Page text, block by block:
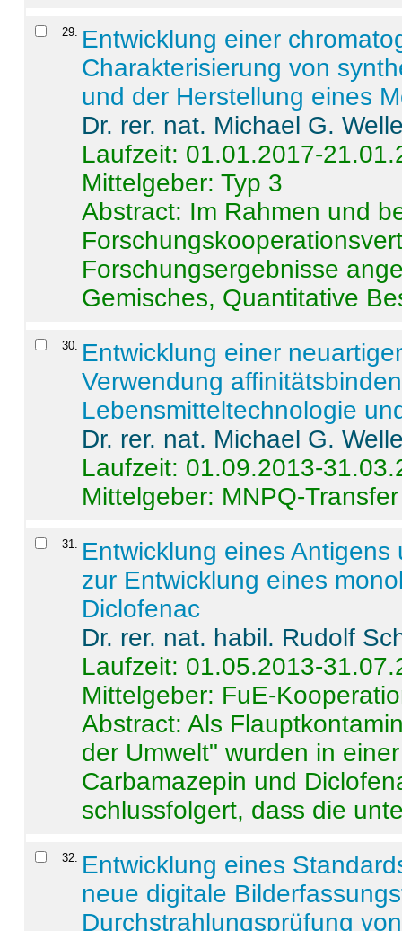
29. Entwicklung einer
Charakterisierung von
und der Herstellung eines
Dr. rer. nat. Michael G.
Laufzeit: 01.01.2017-
Mittelgeber: Typ 3
Abstract: Im Rahmen und
Forschungsergebnisse
Gemisches, Quantitative
30. Entwicklung einer
Verwendung
Lebensmitteltechnologie
Dr. rer. nat. Michael G.
Laufzeit: 01.09.2013-
Mittelgeber: MNPQ-Transfer
31. Entwicklung eines
zur Entwicklung eines
Diclofenac
Dr. rer. nat. habil. Rudolf
Laufzeit: 01.05.2013-
Mittelgeber: FuE-
Abstract:Als
der Umwelt" wurden in
Carbamazepin und
schlussfolgert, dass die
32. Entwicklung eines
neue digitale
Durchstrahlungsprüfung